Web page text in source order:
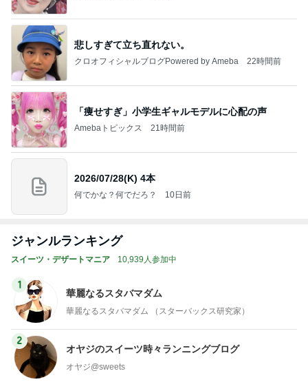
悲しすぎて立ち直れない。
クロオフィシャルブログPowered by Ameba 22時間前
「痩せすぎ」小学生ギャルモデルに心配の声
Amebaトピックス 21時間前
2026/07/28(K) 4本
何でかな？何でだろ？ 10日前
ジャンルランキング
スイーツ・デザートマニア 10,939人参加中
1
華麗なるスタバマダム
華麗なるスタバマダム （スターバックス研究家）
2
オヤジのスイーツ時々ランニングブログ
オヤジ@sweets